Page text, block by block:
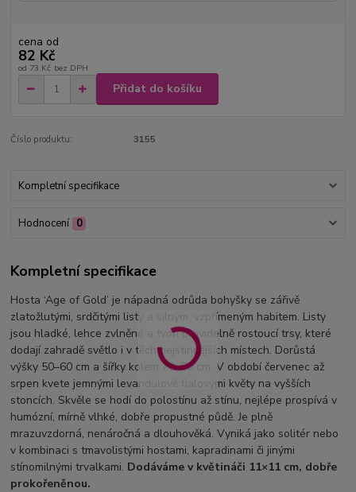
cena od
82 Kč
od 73 Kč bez DPH
Přidat do košíku
Číslo produktu: 3155
Kompletní specifikace
Hodnocení 0
Kompletní specifikace
Hosta ‘Age of Gold’ je nápadná odrůda bohyšky se zářivě
zlatožlutými, srdčitými listy a silným, vzpřímeným habitem. Listy
jsou hladké, lehce zvlněné a tvoří pravidelně rostoucí trsy, které
dodají zahradě světlo i v těch nejstinnějších místech. Dorůstá
výšky 50–60 cm a šířky kolem 70–80 cm. V období červenec až
srpen kvete jemnými levandulově fialovými květy na vyšších
stoncích. Skvěle se hodí do polostínu až stínu, nejlépe prospívá v
humózní, mírně vlhké, dobře propustné půdě. Je plně
mrazuvzdorná, nenáročná a dlouhověká. Vyniká jako solitér nebo
v kombinaci s tmavolistými hostami, kapradinami či jinými
stínomilnými trvalkami. Dodáváme v květináči 11×11 cm, dobře
prokořeněnou.